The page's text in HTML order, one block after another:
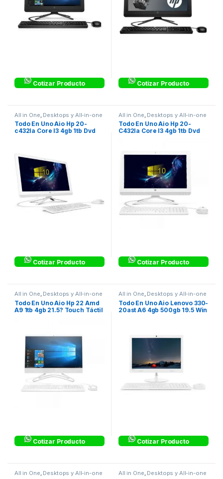
Cotizar Producto Cotizar Producto
All in One Desktops y All-in-one
Todo En Uno Aio Hp 20-
c432la Core I3 4gb 1tb Dvd
Cotizar Producto
All in One Desktops y All-in-one
Todo En Uno Aio Hp 20-
C432la Core I3 4gb 1tb Dvd
Cotizar Producto
All in One, Desktops y All-in-one
Todo En Uno Aio Hp 22 Amd
A9 1tb 4gb 21.5? Touch Táctil
Cotizar Producto
All in One, Desktops y All-in-one
Todo En Uno Aio Lenovo 330-
20ast A6 4gb 500gb 19.5 Win
Cotizar Producto
All in One, Desktops y All-in-one All in One, Desktops y All-in-one